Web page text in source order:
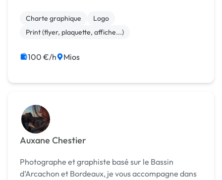
deCharte graphique
Logo
Print (flyer, plaquette, affiche...)
100 €/h Mios
Auxane Chestier
Photographe et graphiste basé sur le Bassin
d’Arcachon et Bordeaux, je vous accompagne dans